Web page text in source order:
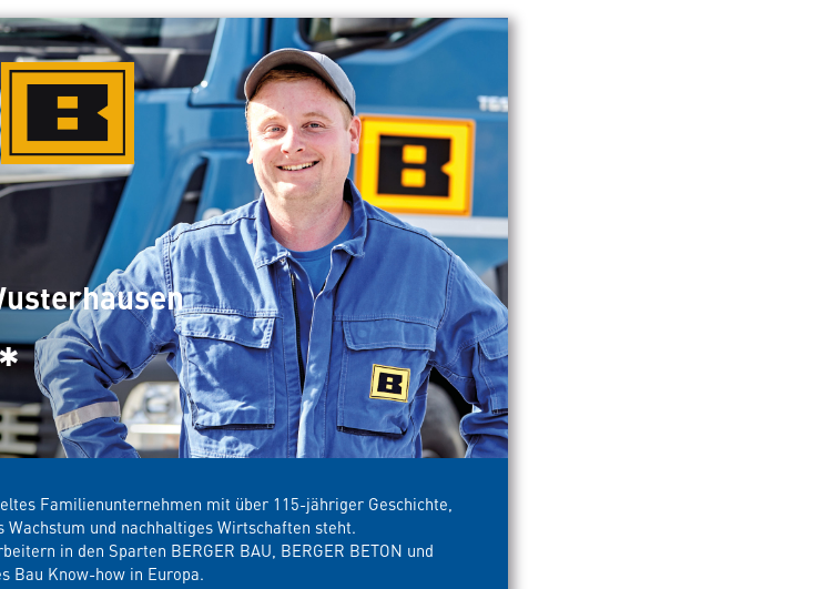
Familienunternehmen mit über 115-jähriger Geschichte,
und nachhaltiges Wirtschaften steht.
in den Sparten BERGER BAU, BERGER BETON und
Bau Know-how in Europa.